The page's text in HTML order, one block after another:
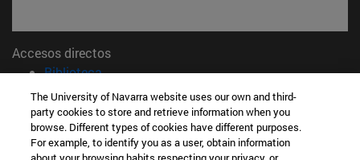
Accesos directos
Biblioteca(abre en nueva ventana)
Mi correo(abre en nueva ventana)
Aula virtual ADI(abre en nueva ventana)
Búsqueda de personas(abre en nueva ventana)
Trabaja con nosotros(abre en nueva ventana)
The University of Navarra website uses our own and third-
party cookies to store and retrieve information when you
browse. Different types of cookies have different purposes.
For example, to identify you as a user, obtain information